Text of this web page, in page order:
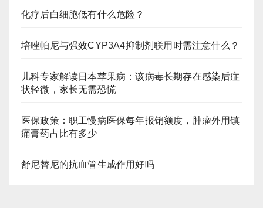
化疗后白细胞低有什么危险？
培唑帕尼与强效CYP3A4抑制剂联用时需注意什么？
儿科专家解读日本苹果病：该病毒长期存在感染后症
状轻微，家长无需恐慌
医保政策：职工慢病医保每年报销额度，肿瘤外用镇
痛膏药占比有多少
舒尼替尼的抗血管生成作用好吗